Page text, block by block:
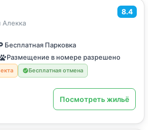
8.4
Алекка
кроватью
Бесплатная Парковка
Размещение в номере разрешено
Бесплатная отмена
Посмотреть жильё